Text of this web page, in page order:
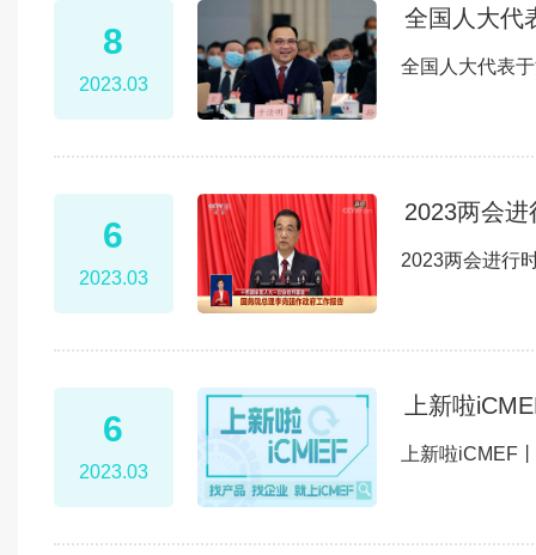
8
2023.03
全国人大代
全国人大代表
6
2023.03
2023两会
2023两会进行
6
2023.03
上新啦
上新啦iCMEF